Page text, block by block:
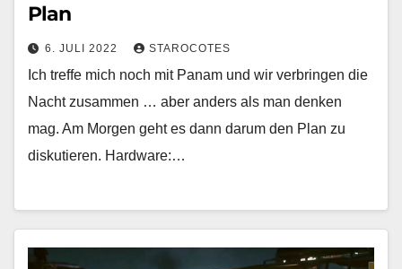
Plan
6. JULI 2022 STAROCOTES
Ich treffe mich noch mit Panam und wir verbringen die
Nacht zusammen … aber anders als man denken
mag. Am Morgen geht es dann darum den Plan zu
diskutieren. Hardware:…